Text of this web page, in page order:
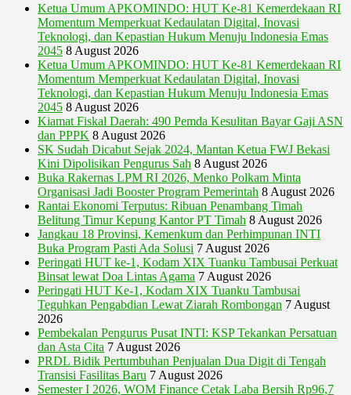
Ketua Umum APKOMINDO: HUT Ke-81 Kemerdekaan RI
Momentum Memperkuat Kedaulatan Digital, Inovasi
Teknologi, dan Kepastian Hukum Menuju Indonesia Emas
2045 8 August 2026
Ketua Umum APKOMINDO: HUT Ke-81 Kemerdekaan RI
Momentum Memperkuat Kedaulatan Digital, Inovasi
Teknologi, dan Kepastian Hukum Menuju Indonesia Emas
2045 8 August 2026
Kiamat Fiskal Daerah: 490 Pemda Kesulitan Bayar Gaji ASN
dan PPPK 8 August 2026
SK Sudah Dicabut Sejak 2024, Mantan Ketua FWJ Bekasi
Kini Dipolisikan Pengurus Sah 8 August 2026
Buka Rakernas LPM RI 2026, Menko Polkam Minta
Organisasi Jadi Booster Program Pemerintah 8 August 2026
Rantai Ekonomi Terputus: Ribuan Penambang Timah
Belitung Timur Kepung Kantor PT Timah 8 August 2026
Jangkau 18 Provinsi, Kemenkum dan Perhimpunan INTI
Buka Program Pasti Ada Solusi 7 August 2026
Peringati HUT ke-1, Kodam XIX Tuanku Tambusai Perkuat
Binsat lewat Doa Lintas Agama 7 August 2026
Peringati HUT Ke-1, Kodam XIX Tuanku Tambusai
Teguhkan Pengabdian Lewat Ziarah Rombongan 7 August
2026
Pembekalan Pengurus Pusat INTI: KSP Tekankan Persatuan
dan Asta Cita 7 August 2026
PRDL Bidik Pertumbuhan Penjualan Dua Digit di Tengah
Transisi Fasilitas Baru 7 August 2026
Semester I 2026, WOM Finance Cetak Laba Bersih Rp96,7